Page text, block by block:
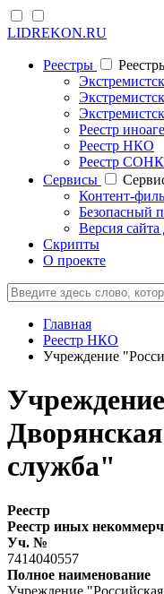
LIDREKON.RU
Реестры
Реестр
Реестр НКО
Реестр
Cервисы
Контент-
Безопасный
Версия
Скрипты
О проекте
Главная
Реестр НКО
Учреждение
служба"
Реестр
Реестр иных
Уч. №
7414040557
Полное наименование
Учреждение